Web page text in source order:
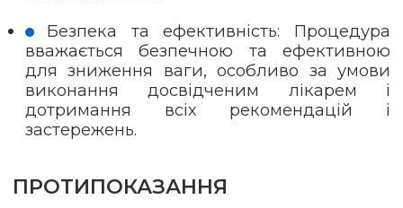
Безпека та ефективність: Процедура
вважається безпечною та ефективною
для зниження ваги, особливо за умови
виконання досвідченим лікарем і
дотримання всіх рекомендацій і
застережень.
ПРОТИПОКАЗАННЯ